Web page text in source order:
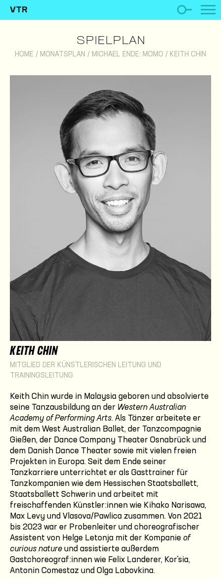
VTR
SPIELPLAN
HOME / MONATSPLAN / MICHAEL ENDE: MOMO / KEITH CHIN
KEITH CHIN
MITGLIED DER KÜNSTLERISCHEN LEITUNG UND
TRAININGSLEITUNG
Keith Chin wurde in Malaysia geboren und absolvierte
seine Tanzausbildung an der Western Australian
Academy of Performing Arts. Als Tänzer arbeitete er
mit dem West Australian Ballet, der Tanzcompagnie
Gießen, der Dance Company Theater Osnabrück und
dem Danish Dance Theater sowie mit vielen freien
Projekten in Europa. Seit dem Ende seiner
Tanzkarriere unterrichtet er als Gasttrainer für
Tanzkompanien wie dem Hessischen Staatsballett,
Staatsballett Schwerin und arbeitet mit
freischaffenden Künstler:innen wie Kihako Narisawa,
Max Levy und Vlasova/Pawlica zusammen. Von 2021
bis 2023 war er Probenleiter und choreografischer
Assistent von Helge Letonja mit der Kompanie of
curious nature und assistierte außerdem
Gastchoreograf:innen wie Felix Landerer, Kor'sia,
Antonin Comestaz und Olga Labovkina.